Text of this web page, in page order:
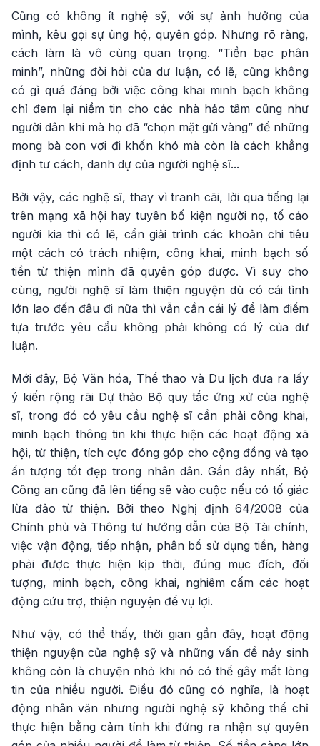
Cũng có không ít nghệ sỹ, với sự ảnh hưởng của
mình, kêu gọi sự ủng hộ, quyên góp. Nhưng rõ ràng,
cách làm là vô cùng quan trọng. “Tiền bạc phân
minh”, những đòi hỏi của dư luận, có lẽ, cũng không
có gì quá đáng bởi việc công khai minh bạch không
chỉ đem lại niềm tin cho các nhà hảo tâm cũng như
người dân khi mà họ đã “chọn mặt gửi vàng” để những
mong bà con vơi đi khốn khó mà còn là cách khẳng
định tư cách, danh dự của người nghệ sĩ...
Bởi vậy, các nghệ sĩ, thay vì tranh cãi, lời qua tiếng lại
trên mạng xã hội hay tuyên bố kiện người nọ, tố cáo
người kia thì có lẽ, cần giải trình các khoản chi tiêu
một cách có trách nhiệm, công khai, minh bạch số
tiền từ thiện mình đã quyên góp được. Vì suy cho
cùng, người nghệ sĩ làm thiện nguyện dù có cái tình
lớn lao đến đâu đi nữa thì vẫn cần cái lý để làm điểm
tựa trước yêu cầu không phải không có lý của dư
luận.
Mới đây, Bộ Văn hóa, Thể thao và Du lịch đưa ra lấy
ý kiến rộng rãi Dự thảo Bộ quy tắc ứng xử của nghệ
sĩ, trong đó có yêu cầu nghệ sĩ cần phải công khai,
minh bạch thông tin khi thực hiện các hoạt động xã
hội, từ thiện, tích cực đóng góp cho cộng đồng và tạo
ấn tượng tốt đẹp trong nhân dân. Gần đây nhất, Bộ
Công an cũng đã lên tiếng sẽ vào cuộc nếu có tố giác
lừa đảo từ thiện. Bởi theo Nghị định 64/2008 của
Chính phủ và Thông tư hướng dẫn của Bộ Tài chính,
việc vận động, tiếp nhận, phân bổ sử dụng tiền, hàng
phải được thực hiện kịp thời, đúng mục đích, đối
tượng, minh bạch, công khai, nghiêm cấm các hoạt
động cứu trợ, thiện nguyện để vụ lợi.
Như vậy, có thể thấy, thời gian gần đây, hoạt động
thiện nguyện của nghệ sỹ và những vấn đề nảy sinh
không còn là chuyện nhỏ khi nó có thể gây mất lòng
tin của nhiều người. Điều đó cũng có nghĩa, là hoạt
động nhân văn nhưng người nghệ sỹ không thể chỉ
thực hiện bằng cảm tính khi đứng ra nhận sự quyên